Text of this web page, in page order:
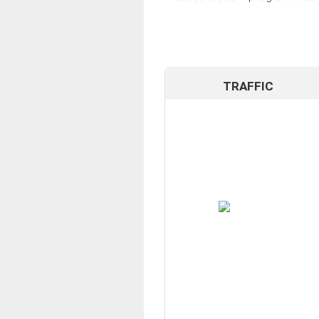
TRAFFIC